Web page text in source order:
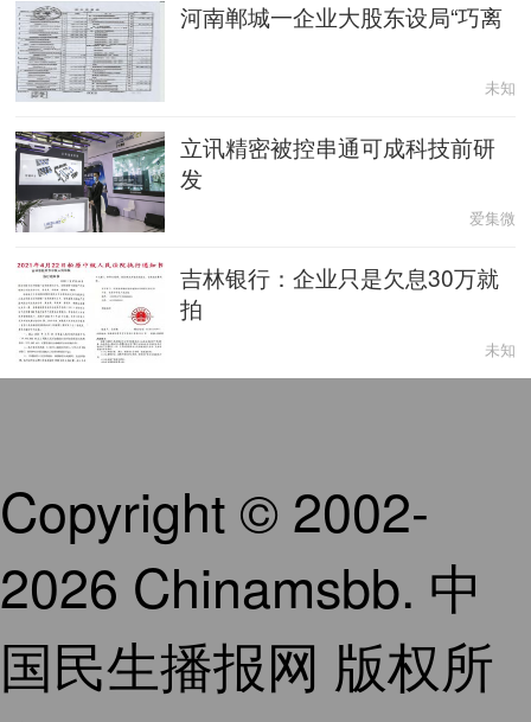
河南郸城一企业大股东设局“巧离
未知
立讯精密被控串通可成科技前研
发
爱集微
吉林银行：企业只是欠息30万就
拍
未知
Copyright © 2002-
2026 Chinamsbb. 中
国民生播报网 版权所